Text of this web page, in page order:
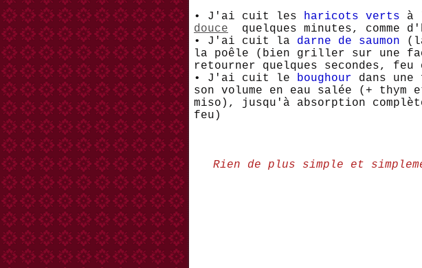
• J'ai cuit les haricots verts à
douce quelques minutes, comme
• J'ai cuit la darne de saumon
la poêle (bien griller sur une
retourner quelques secondes,
• J'ai cuit le boughour dans
son volume en eau salée (+ thym
miso), jusqu'à absorption
feu)
Rien de plus simple et